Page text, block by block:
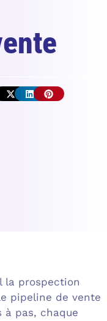
la prospection
pipeline de vente
à pas, chaque